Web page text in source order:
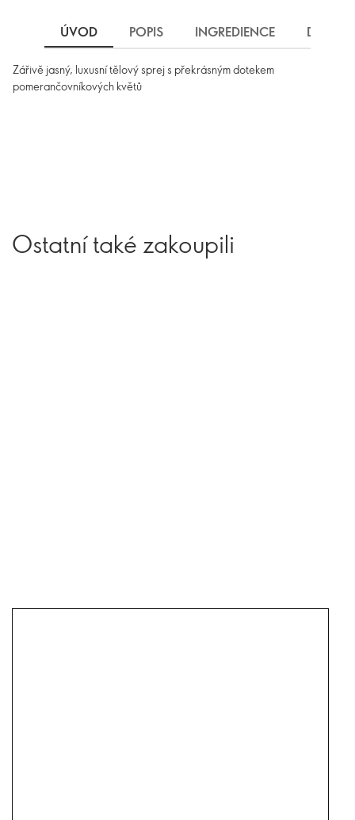
ÚVOD POPIS INGREDIENCE
Zářivě jasný, luxusní tělový sprej s překrásným dotekem
pomerančovníkových květů
Ostatní také zakoupili